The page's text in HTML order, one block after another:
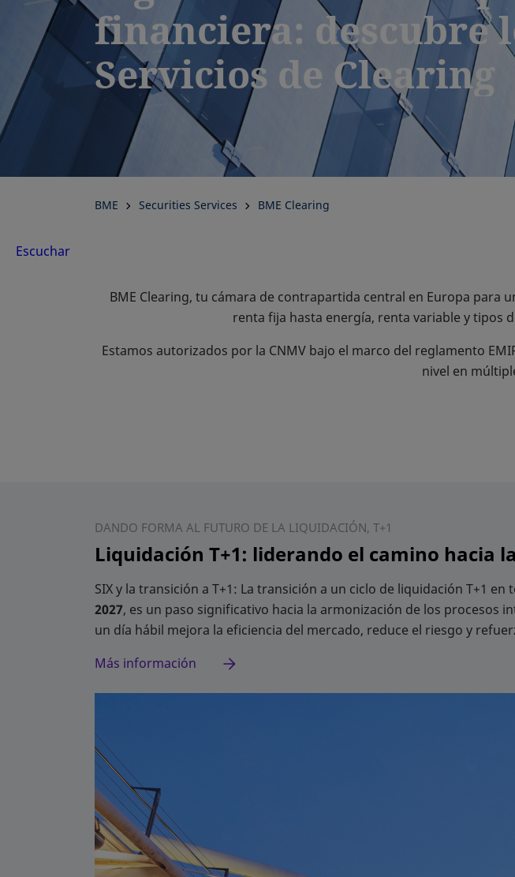
financiera: descubre
Servicios de Clearing
BME Securities Services BME Clearing
Escuchar
BME Clearing, tu cámara de contrapartida central en Europa
renta fija hasta energía, renta variable y tipos
Estamos autorizados por la CNMV bajo el marco del reglamento
nivel en
DANDO FORMA AL FUTURO DE LA LIQUIDACIÓN, T+1
Liquidación T+1: liderando el camino hacia
SIX y la transición a T+1: La transición a un ciclo de liquidación T+1 en
2027, es un paso significativo hacia la armonización de los procesos
un día hábil mejora la eficiencia del mercado, reduce el riesgo y
Más información